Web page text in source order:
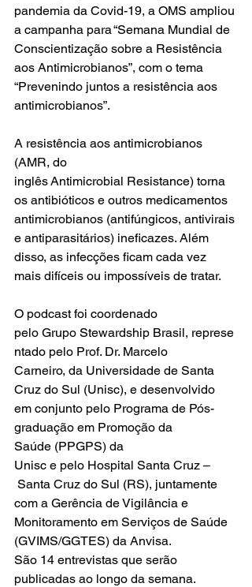
pandemia da Covid-19, a OMS ampliou
a campanha para “Semana Mundial de
Conscientização sobre a Resistência
aos Antimicrobianos”, com o tema
“Prevenindo juntos a resistência aos
antimicrobianos”.
A resistência aos antimicrobianos
(AMR, do
inglês Antimicrobial Resistance) torna
os antibióticos e outros medicamentos
antimicrobianos (antifúngicos, antivirais
e antiparasitários) ineficazes. Além
disso, as infecções ficam cada vez
mais difíceis ou impossíveis de tratar.
O podcast foi coordenado
pelo Grupo Stewardship Brasil, represe
ntado pelo Prof. Dr. Marcelo
Carneiro, da Universidade de Santa
Cruz do Sul (Unisc), e desenvolvido
em conjunto pelo Programa de Pós-
graduação em Promoção da
Saúde (PPGPS) da
Unisc e pelo Hospital Santa Cruz –
Santa Cruz do Sul (RS), juntamente
com a Gerência de Vigilância e
Monitoramento em Serviços de Saúde
(GVIMS/GGTES) da Anvisa.
São 14 entrevistas que serão
publicadas ao longo da semana.